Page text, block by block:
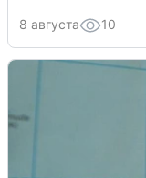
8 августа 10